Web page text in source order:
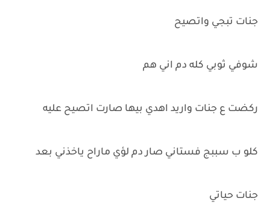
جنات تبجي واتصيح
شوفي ثوبي كله دم اني هم
ركضت ع جنات واريد اهدي بيها صارت اتصيح عليه
كلو ب سببج فستاني صار دم لؤي ماراح ياخذني بعد
جنات حياتي